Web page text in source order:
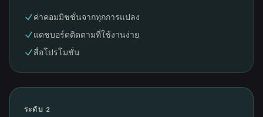
ค่าคอมมิชชั่นจากทุกการแปลง
แดชบอร์ดติดตามที่ใช้งานง่าย
สื่อโปรโมชั่น
ระดับ 2